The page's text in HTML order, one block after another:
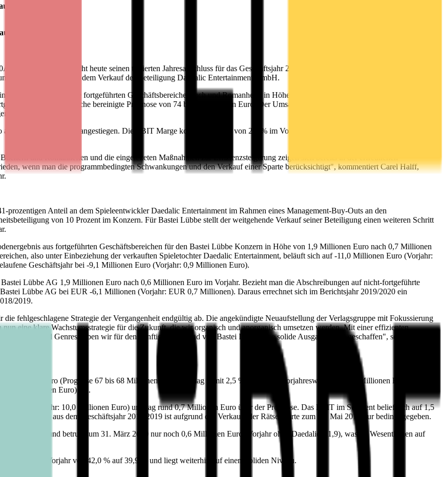
ab
4,1 Millionen Euro
veröffentlicht heute seinen testierten Jahresabschluss für das Geschäftsjahr 2019/2020. Das abgelaufene Geschäftsjahr
"Romanhefte" sowie dem Verkauf der Beteiligung Daedalic Entertainment GmbH.
Konzernumsatz für die fortgeführten Geschäftsbereiche Buch und Romanhefte in Höhe von 81,5 Millionen Euro nach 86,6
Geschäftsbereiche bereinigte Prognose von 74 bis 75 Millionen Euro. Der Umsatzrückgang erklärt sich im Wesentlichen aus
im Segment "Buch".
4,1 Millionen Euro angestiegen. Die EBIT Marge konnte ebenfalls von 2,7 % im Vorjahr (angepasst) auf 5,1 % für das
und Romanheften und die eingeleiteten Maßnahmen zur Effizienzsteigerung zeigen sich bereits in der erfreulichen
wenn man die programmbedingten Schwankungen und den Verkauf einer Sparte berücksichtigt", kommentiert Carel Halff,
prozentigen Anteil an dem Spieleentwickler Daedalic Entertainment im Rahmen eines Management-Buy-Outs an den
von 10 Prozent im Konzern. Für Bastei Lübbe stellt der weitgehende Verkauf seiner Beteiligung einen weiteren Schritt
aus fortgeführten Geschäftsbereichen für den Bastei Lübbe Konzern in Höhe von 1,9 Millionen Euro nach 0,7 Millionen
also unter Einbeziehung der verkauften Spieletochter Daedalic Entertainment, beläuft sich auf -11,0 Millionen Euro (Vorjahr:
Geschäftsjahr bei -9,1 Millionen Euro (Vorjahr: 0,9 Millionen Euro).
Lübbe AG 1,9 Millionen Euro nach 0,6 Millionen Euro im Vorjahr. Bezieht man die Abschreibungen auf nicht-fortgeführte
Lübbe AG bei EUR -6,1 Millionen (Vorjahr: EUR 0,7 Millionen). Daraus errechnet sich im Berichtsjahr 2019/2020 ein
2019.
fehlgeschlagene Strategie der Vergangenheit endgültig ab. Die angekündigte Neuaufstellung der Verlagsgruppe mit Fokussierung
eine klare Wachstumsstrategie für die Zukunft, die wir organisch und anorganisch umsetzen werden. Mit einer effizienten
und Genres haben wir für den künftigen Vorstand von Bastei Lübbe eine solide Ausgangsbasis geschaffen", so Halff
Millionen Euro (Prognose 67 bis 68 Millionen Euro) und lag somit 2,5 % unter dem Vorjahreswert von 75,8 Millionen Euro. Das
2,0 Millionen Euro) bei.
Euro (Vorjahr: 10,0 Millionen Euro) und lag rund 0,7 Millionen Euro über der Prognose. Das EBIT im Segment belief sich auf 1,5
aus dem Geschäftsjahr 2018/2019 ist aufgrund des Verkaufs der Rätselsparte zum 31. Mai 2019 nur bedingt gegeben.
werden und betrug zum 31. März 2020 nur noch 0,6 Millionen Euro (Vorjahr ohne Daedalic: 11,9), was im Wesentlichen auf
zum Vorjahr von 42,0 % auf 39,9 % und liegt weiterhin auf einem soliden Niveau.